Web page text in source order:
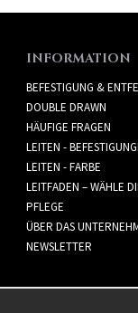
INFORMATION
BEFESTIGUNG &
DOUBLE DRAWN
HÄUFIGE FRAGEN
LEITEN -
LEITEN - FARBE
LEITFADEN – WÄHLE
PFLEGE
ÜBER DAS
NEWSLETTER